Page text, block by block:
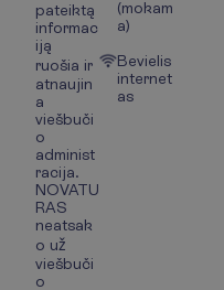
pateiktą
informac
iją
ruošia ir
atnaujin
a
viešbuči
o
administ
racija.
NOVATU
RAS
neatsak
o už
viešbuči
o
(mokam
a)
Bevielis
internet
as